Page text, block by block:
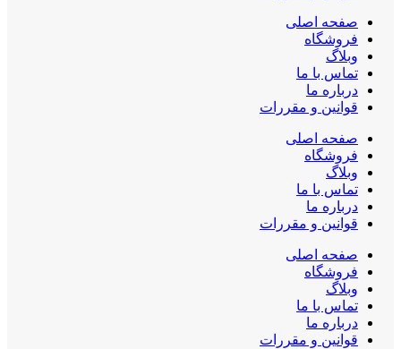
صفحه اصلی
فروشگاه
وبلاگ
تماس با ما
درباره ما
قوانین و مقررات
صفحه اصلی
فروشگاه
وبلاگ
تماس با ما
درباره ما
قوانین و مقررات
صفحه اصلی
فروشگاه
وبلاگ
تماس با ما
درباره ما
قوانین و مقررات